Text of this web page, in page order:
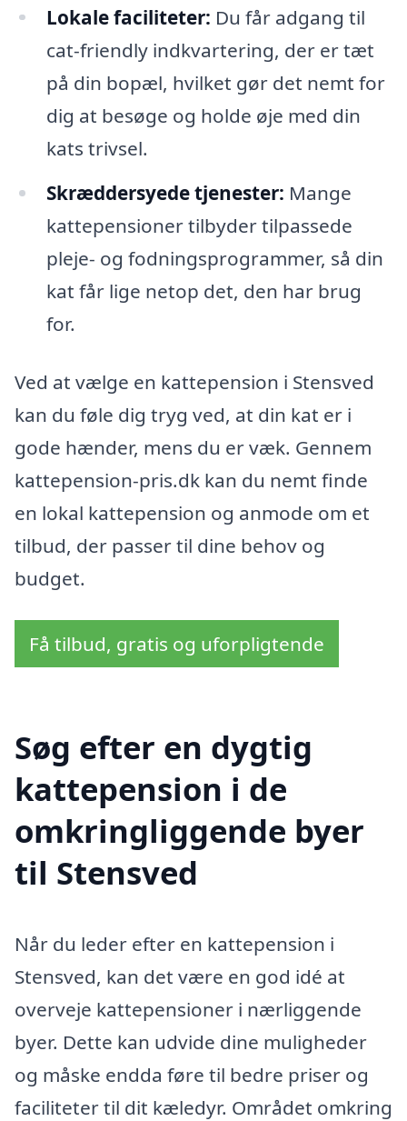
Lokale faciliteter: Du får adgang til
cat-friendly indkvartering, der er tæt
på din bopæl, hvilket gør det nemt for
dig at besøge og holde øje med din
kats trivsel.
Skræddersyede tjenester: Mange
kattepensioner tilbyder tilpassede
pleje- og fodningsprogrammer, så din
kat får lige netop det, den har brug
for.
Ved at vælge en kattepension i Stensved
kan du føle dig tryg ved, at din kat er i
gode hænder, mens du er væk. Gennem
kattepension-pris.dk kan du nemt finde
en lokal kattepension og anmode om et
tilbud, der passer til dine behov og
budget.
Få tilbud, gratis og uforpligtende
Søg efter en dygtig
kattepension i de
omkringliggende byer
til Stensved
Når du leder efter en kattepension i
Stensved, kan det være en god idé at
overveje kattepensioner i nærliggende
byer. Dette kan udvide dine muligheder
og måske endda føre til bedre priser og
faciliteter til dit kæledyr. Området omkring